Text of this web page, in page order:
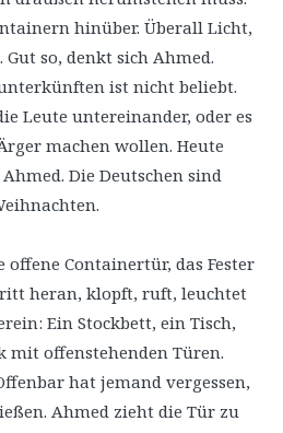
hinüber. Überall Licht,
so, denkt sich Ahmed.
ist nicht beliebt.
Leute untereinander, oder es
machen wollen. Heute
Die Deutschen sind
offene Containertür, das Fester
heran, klopft, ruft, leuchtet
Ein Stockbett, ein Tisch,
mit offenstehenden Türen.
hat jemand vergessen,
Ahmed zieht die Tür zu